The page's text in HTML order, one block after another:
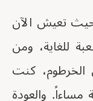
تعيش الآن
للغاية، ومن
الخرطوم، كنت
والعودة